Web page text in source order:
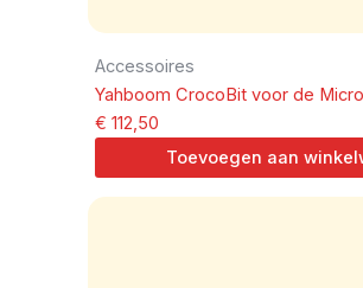
Accessoires
Yahboom CrocoBit voor de
€ 112,50
Toevoegen aan